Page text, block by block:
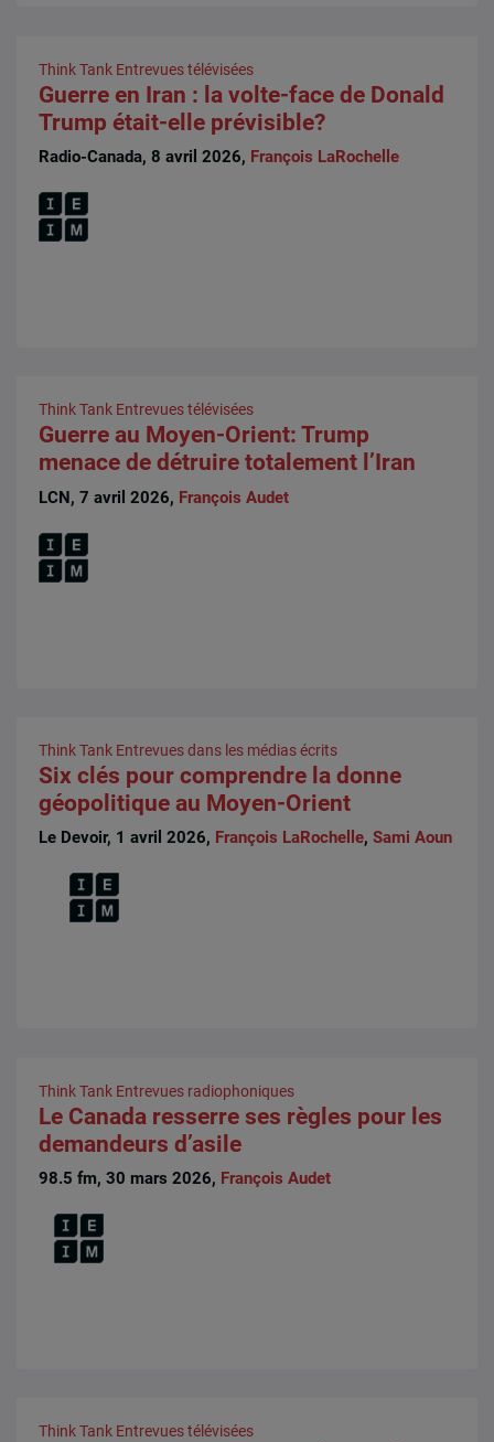
Think Tank Entrevues télévisées
Guerre en Iran : la volte-face de Donald
Trump était-elle prévisible?
Radio-Canada, 8 avril 2026, François LaRochelle
Think Tank Entrevues télévisées
Guerre au Moyen-Orient: Trump
menace de détruire totalement l’Iran
LCN, 7 avril 2026, François Audet
Think Tank Entrevues dans les médias écrits
Six clés pour comprendre la donne
géopolitique au Moyen-Orient
Le Devoir, 1 avril 2026, François LaRochelle,Sami Aoun
Think Tank Entrevues radiophoniques
Le Canada resserre ses règles pour les
demandeurs d’asile
98.5 fm, 30 mars 2026, François Audet
Think Tank Entrevues télévisées